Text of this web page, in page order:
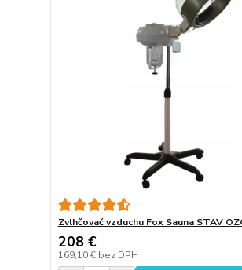
Zvlhčovač vzduchu Fox Sauna STAV
208 €
169,10 € bez DPH